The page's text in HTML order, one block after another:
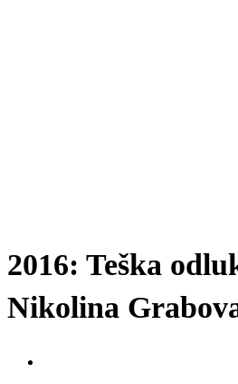
2016: Teška
Nikolina